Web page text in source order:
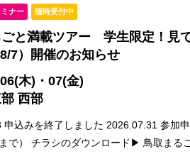
ナー 随時受付中
と満載ツアー 学生限定！見
7）開催のお知らせ
木)・07(金)
西部
申込みを終了しました 2026.07.31 参加
まで） チラシのダウンロード▶ 鳥取まる